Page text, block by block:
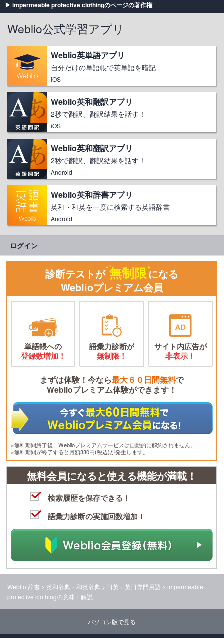
impermeable protective clothingのページの著作権
Weblio公式学習アプリ
Weblio英単語アプリ
自分だけの単語帳で英単語を暗記
iOS
Weblio英和翻訳アプリ
2秒で翻訳、翻訳結果を話す！
iOS
Weblio英和翻訳アプリ
2秒で翻訳、翻訳結果を話す！
Android
Weblio英和辞書アプリ
英和・和英を一度に検索する英語辞書
Android
ログイン
診断テストが 無制限になる
Weblioプレミアム会員
単語帳への
登録数増加！
語彙力診断が
無制限！
サイト内広告が
非表示！
まずは体験！今なら最大６０日間無料で
Weblioプレミアム体験ができます！
※無料期間終了後、Weblioプレミアムサービスは自動的に解約されません。
※無料期間が終了すると月額330円(税込)が発生します。
無料会員になると使える機能が満載！
検索履歴を保存できる！
語彙力診断の実施回数増加！
Weblio 辞書 > 英和辞典・和英辞典 > 日英・英日専門用語 > impermeable
protective clothingの意味・解説
パソコン版で見る